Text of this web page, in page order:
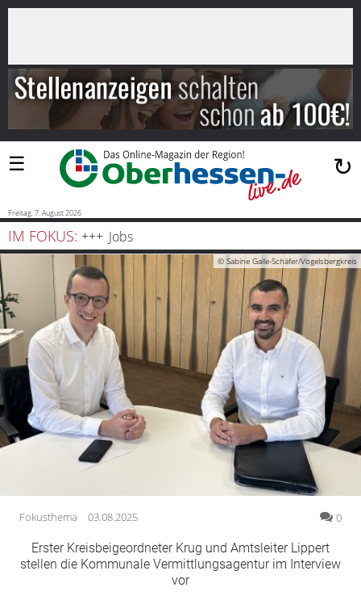
Suchen
Startseite
Blaulicht
Sport
Politik
Bauen
und
Wohnen
Freizeit
Gesellschaft
Gesundheit
Kultur
Lifestyle
Wirtschaft
Vogelsberg
Alsfeld
Lauterbach
×
☰ ↻
Freitag, 7. August 2026
IM FOKUS: Jobs
© Sabine Galle-Schäfer/Vogelsbergkreis
Fokusthema 03.08.2025 0
Erster Kreisbeigeordneter Krug und Amtsleiter Lippert
stellen die Kommunale Vermittlungsagentur im Interview
vor